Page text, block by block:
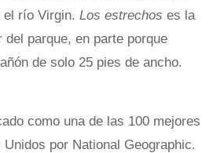
el río Virgin. Los estrechos es la
parque, en parte porque
de solo 25 pies de ancho.
como una de las 100 mejores
por National Geographic.